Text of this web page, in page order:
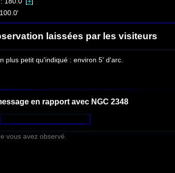
laissées par les visiteurs
plus petit qu'indiqué : environ 5' d'arc.
en rapport avec NGC 2348